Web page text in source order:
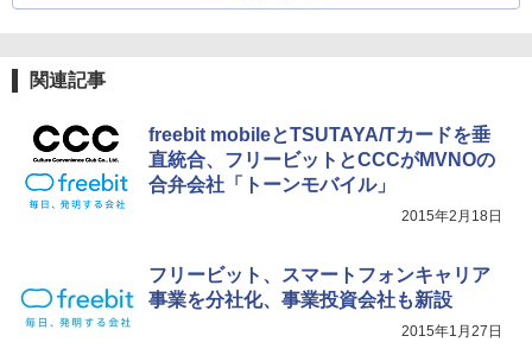
関連記事
freebit mobileとTSUTAYA/Tカードを垂
直統合、フリービットとCCCがMVNOの
合弁会社「トーンモバイル」
2015年2月18日
フリービット、スマートフォンキャリア
事業を分社化、事業投資会社も新設
2015年1月27日